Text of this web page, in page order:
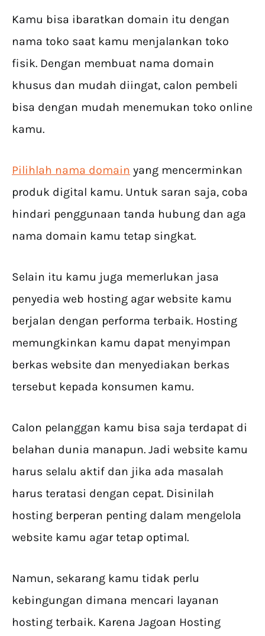
Kamu bisa ibaratkan domain itu dengan
nama toko saat kamu menjalankan toko
fisik. Dengan membuat nama domain
khusus dan mudah diingat, calon pembeli
bisa dengan mudah menemukan toko online
kamu.
Pilihlah nama domain yang mencerminkan
produk digital kamu. Untuk saran saja, coba
hindari penggunaan tanda hubung dan aga
nama domain kamu tetap singkat.
Selain itu kamu juga memerlukan jasa
penyedia web hosting agar website kamu
berjalan dengan performa terbaik. Hosting
memungkinkan kamu dapat menyimpan
berkas website dan menyediakan berkas
tersebut kepada konsumen kamu.
Calon pelanggan kamu bisa saja terdapat di
belahan dunia manapun. Jadi website kamu
harus selalu aktif dan jika ada masalah
harus teratasi dengan cepat. Disinilah
hosting berperan penting dalam mengelola
website kamu agar tetap optimal.
Namun, sekarang kamu tidak perlu
kebingungan dimana mencari layanan
hosting terbaik. Karena Jagoan Hosting